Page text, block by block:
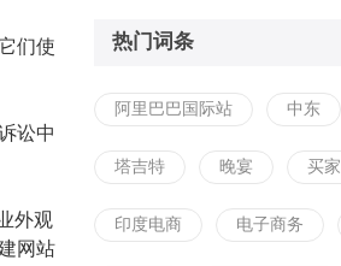
们使
讼中
外观
网站
热门词条
阿里巴巴国际站 中东
塔吉特 晚宴 买家
印度电商 电子商务